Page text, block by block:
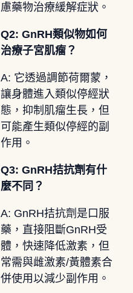
慮藥物治療緩解症狀。
Q2: GnRH類似物如何
治療子宮肌瘤？
A: 它透過調節荷爾蒙，
讓身體進入類似停經狀
態，抑制肌瘤生長，但
可能產生類似停經的副
作用。
Q3: GnRH拮抗劑有什
麼不同？
A: GnRH拮抗劑是口服
藥，直接阻斷GnRH受
體，快速降低激素，但
常需與雌激素/黃體素合
併使用以減少副作用。